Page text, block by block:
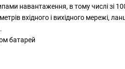
навантаження, в тому числі зі
вхідного і вихідного
батарей